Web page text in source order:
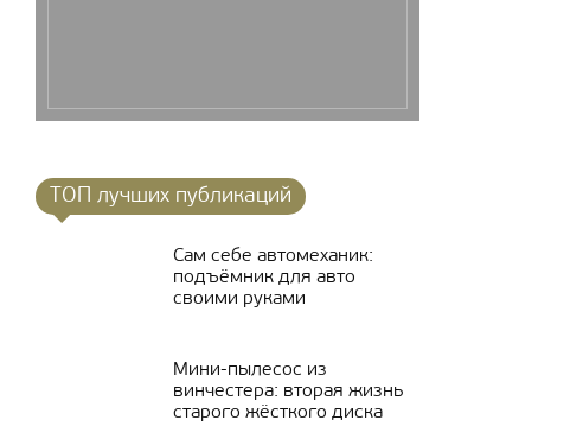
ТОП лучших публикаций
Сам себе автомеханик:
подъёмник для авто
своими руками
Мини-пылесос из
винчестера: вторая жизнь
старого жёсткого диска